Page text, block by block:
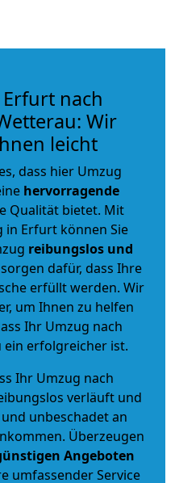
nach
Wir
leicht
dass hier Umzug
hervorragende
Qualität bietet. Mit
Erfurt können Sie
reibungslos und
dafür, dass Ihre
erfüllt werden. Wir
um Ihnen zu helfen
Ihr Umzug nach
ein erfolgreicher ist.
Ihr Umzug nach
verläuft und
unbeschadet an
Überzeugen
Angeboten
umfassender Service